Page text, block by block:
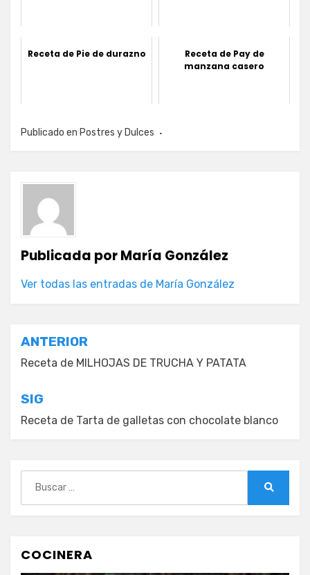
Receta de Pie de durazno
Receta de Pay de
manzana casero
Publicado en Postres y Dulces
Publicada porMaría González
Ver todas las entradas de María González
Navegación
de
entradas
ANTERIOR
Receta de MILHOJAS DE TRUCHA Y PATATA
SIG
Receta de Tarta de galletas con chocolate blanco
COCINERA